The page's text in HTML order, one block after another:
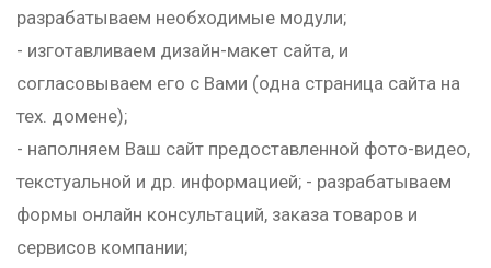
разрабатываем необходимые модули;
- изготавливаем дизайн-макет сайта, и
согласовываем его с Вами (одна страница сайта на
тех. домене);
- наполняем Ваш сайт предоставленной фото-видео,
текстуальной и др. информацией; - разрабатываем
формы онлайн консультаций, заказа товаров и
сервисов компании;